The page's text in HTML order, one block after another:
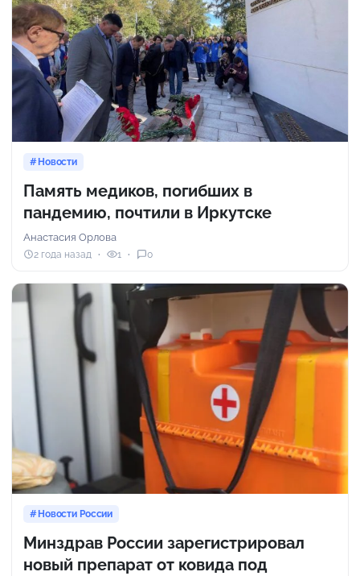
Новости
Память медиков, погибших в
пандемию, почтили в Иркутске
Анастасия Орлова
2 года назад 1 0
Новости России
Минздрав России зарегистрировал
новый препарат от ковида под